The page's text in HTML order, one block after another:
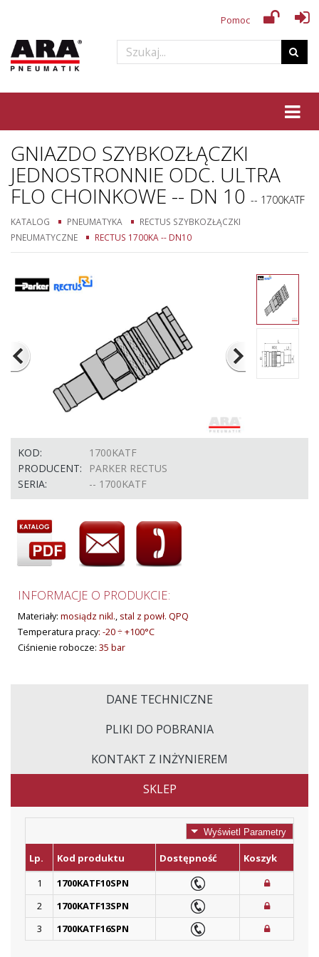
Pomoc
GNIAZDO SZYBKOZŁĄCZKI
JEDNOSTRONNIE ODC. ULTRA
FLO CHOINKOWE -- DN 10 -- 1700KATF
KATALOG PNEUMATYKA
RECTUS SZYBKOZŁĄCZKI
PNEUMATYCZNE
RECTUS 1700KA -- DN10
KOD:
1700KATF
PRODUCENT:
PARKER RECTUS
SERIA:
-- 1700KATF
INFORMACJE O PRODUKCIE:
Materiały: mosiądz nikl., stal z powł. QPQ
Temperatura pracy: -20 ÷ +100°C
Ciśnienie robocze: 35 bar
DANE TECHNICZNE
PLIKI DO POBRANIA
KONTAKT Z INŻYNIEREM
SKLEP
Wyświetl Parametry
Lp. Kod produktu Dostępność
Koszyk
1
1700KATF10SPN
2
1700KATF13SPN
3
1700KATF16SPN